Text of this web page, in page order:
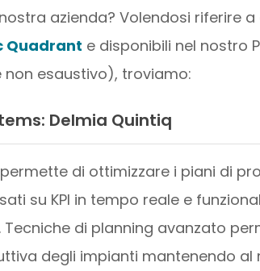
azienda? Volendosi riferire
Quadrant e disponibili nel nostro
esaustivo), troviamo:
Delmia Quintiq
di ottimizzare i piani di
su KPI in tempo reale e
di planning avanzato
degli impianti mantenendo al